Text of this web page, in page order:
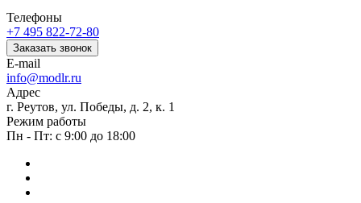
Телефоны
+7 495 822-72-80
Заказать звонок
E-mail
info@modlr.ru
Адрес
г. Реутов, ул. Победы, д. 2, к. 1
Режим работы
Пн - Пт: с 9:00 до 18:00